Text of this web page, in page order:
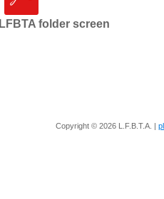
LFBTA folder screen
Copyright © 2026 L.F.B.T.A. |